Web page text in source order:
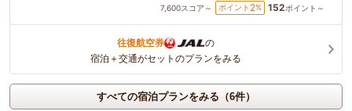
7,600スコア～ ポイント 2% 152ポイント～
往復航空券
の
宿泊＋交通がセットのプランをみる
すべての宿泊プランをみる（6件）